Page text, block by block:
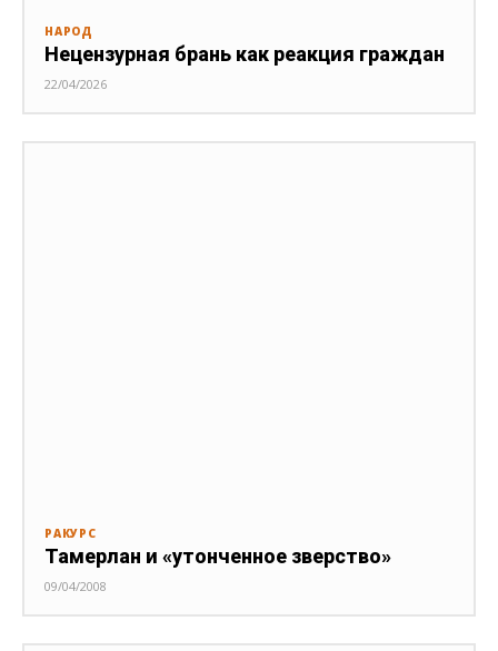
НАРОД
Нецензурная брань как реакция граждан
22/04/2026
РАКУРС
Тамерлан и «утонченное зверство»
09/04/2008